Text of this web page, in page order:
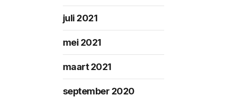
juli 2021
mei 2021
maart 2021
september 2020